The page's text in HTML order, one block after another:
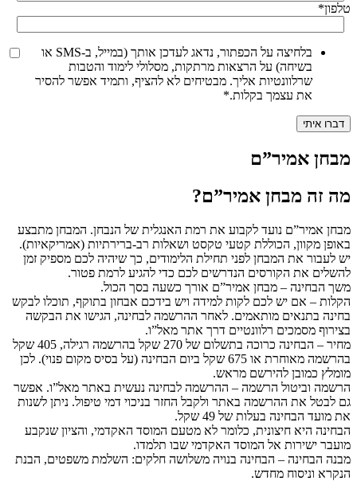
טלפון*
בלחיצה על הכפתור, נדאג לעדכן אותך (במייל, ב-SMS או
בשיחה) על הרצאות מרתקות, מסלולי לימוד והטבות
שרלוונטיות אליך. מבטיחים לא להציף, ותמיד אפשר להסיר
את עצמך בקלות.*
מבחן אמיר”ם
מה זה מבחן אמיר”ם?
מבחן אמיר”ם נועד לקבוע את רמת האנגלית של הנבחן. המבחן מתבצע
באופן מקוון, הכוללת קטעי טקסט ושאלות רב-ברירתיות (אמריקאיות).
יש לעבור את המבחן לפני תחילת הלימודים, כך שיהיה לכם מספיק זמן
להשלים את הקורסים הנדרשים לכם כדי להגיע לרמת פטור.
משך הבחינה – מבחן אמיר”ם אורך כשעה בסך הכול.
הקלות – אם יש לכם לקות למידה ויש בידכם אבחון בתוקף, תוכלו לבקש
בחינה בתנאים מותאמים. לאחר ההרשמה לבחינה, הגישו את הבקשה
בצירוף מסמכים רלוונטיים דרך אתר מאל”ו.
מחיר – הבחינה כרוכה בתשלום של 270 שקל בהרשמה רגילה, 405 שקל
בהרשמה מאוחרת או 675 שקל ביום הבחינה (על בסיס מקום פנוי). לכן
מומלץ כמובן להירשם מראש.
הרשמה וביטול הרשמה – ההרשמה לבחינה נעשית באתר מאל”ו. אפשר
גם לבטל את ההרשמה באתר ולקבל החזר בניכוי דמי טיפול. ניתן לשנות
את מועד הבחינה בעלות של 49 שקל.
הבחינה היא חיצונית, כלומר לא מטעם המוסד האקדמי, והציון שנקבע
מועבר ישירות אל המוסד האקדמי שבו תלמדו.
מבנה הבחינה – הבחינה בנויה משלושה חלקים: השלמת משפטים, הבנת
הנקרא וניסוח מחדש.